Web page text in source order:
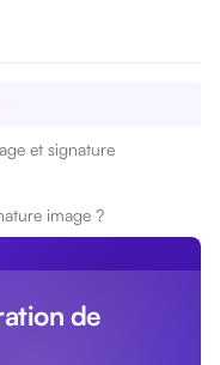
et signature
image ?
de